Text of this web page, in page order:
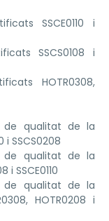
SSCE0110 i
SSCS0108 i
HOTR0308,
de qualitat de la
i SSCS0208
de qualitat de la
SSCE0110
de qualitat de la
HOTR0208 i